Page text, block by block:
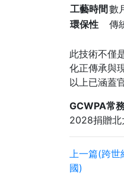
工藝時間 數
環保性
傳
此技術不僅
化正傳承與
以上已涵蓋
GCWPA常
2028捐贈北
上一篇(跨世
國)